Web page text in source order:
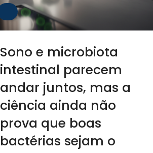
Sono e microbiota
intestinal parecem
andar juntos, mas a
ciência ainda não
prova que boas
bactérias sejam o